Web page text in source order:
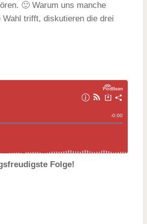
🙂 Warum uns manche
trifft, diskutieren die drei
Folge!